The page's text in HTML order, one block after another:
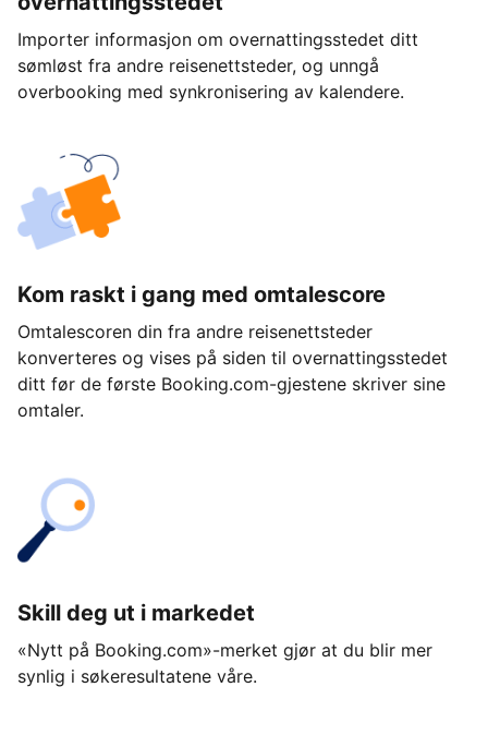
Importer informasjon om overnattingsstedet ditt
sømløst fra andre reisenettsteder, og unngå
overbooking med synkronisering av kalendere.
Kom raskt i gang med omtalescore
Omtalescoren din fra andre reisenettsteder
konverteres og vises på siden til overnattingsstedet
ditt før de første Booking.com-gjestene skriver sine
omtaler.
Skill deg ut i markedet
«Nytt på Booking.com»-merket gjør at du blir mer
synlig i søkeresultatene våre.